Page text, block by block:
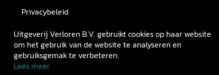
Privacybeleid
Retourneren
Uitgeverij Verloren B.V. gebruikt cookies op haar website
om het gebruik van de website te analyseren en
gebruiksgemak te verbeteren.
Lees meer